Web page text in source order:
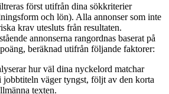
först utifrån dina sökkriterier
och lön). Alla annonser som inte
krav utesluts från resultaten.
annonserna rangordnas baserat på
beräknad utifrån följande faktorer:
hur väl dina nyckelord matchar
jobbtiteln väger tyngst, följt av den korta
texten.